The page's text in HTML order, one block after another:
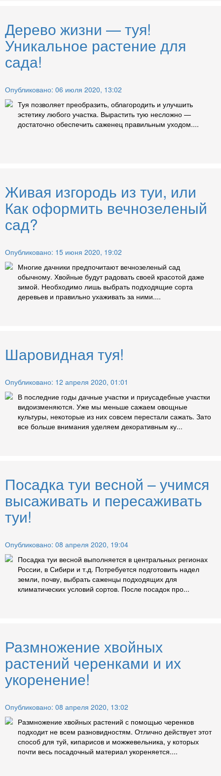
Дерево жизни — туя!
Уникальное растение для
сада!
Опубликовано: 06 июля 2020, 13:02
Туя позволяет преобразить, облагородить и улучшить
эстетику любого участка. Вырастить тую несложно —
достаточно обеспечить саженец правильным уходом....
Живая изгородь из туи, или
Как оформить вечнозеленый
сад?
Опубликовано: 15 июня 2020, 19:02
Многие дачники предпочитают вечнозеленый сад
обычному. Хвойные будут радовать своей красотой даже
зимой. Необходимо лишь выбрать подходящие сорта
деревьев и правильно ухаживать за ними....
Шаровидная туя!
Опубликовано: 12 апреля 2020, 01:01
В последние годы дачные участки и приусадебные участки
видоизменяются. Уже мы меньше сажаем овощные
культуры, некоторые из них совсем перестали сажать. Зато
все больше внимания уделяем декоративным ку...
Посадка туи весной – учимся
высаживать и пересаживать
туи!
Опубликовано: 08 апреля 2020, 19:04
Посадка туи весной выполняется в центральных регионах
России, в Сибири и т.д. Потребуется подготовить надел
земли, почву, выбрать саженцы подходящих для
климатических условий сортов. После посадок про...
Размножение хвойных
растений черенками и их
укоренение!
Опубликовано: 08 апреля 2020, 13:02
Размножение хвойных растений с помощью черенков
подходит не всем разновидностям. Отлично действует этот
способ для туй, кипарисов и можжевельника, у которых
почти весь посадочный материал укореняется....